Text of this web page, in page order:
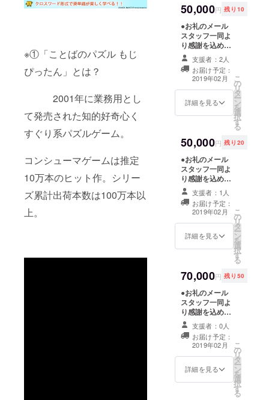
※①「ことばのパズル もじ
ぴったん」とは？
2001年に業務用とし
て発売された知的好奇心く
すぐり系パズルゲーム。
コンシューマゲームは推定
10万本のヒット作。シリー
ズ累計出荷本数は100万本以
上。
己負担となりま
す。
ンドコンテンツ
をお届けしま
す。 ●「ゲーム
企画開発を行う
上で重要なこ
と」講演ご招
待 日程：
2019/02/02
13:00～15:00 場
OSAKA（仮）
http://gvh-
つきましては自
己負担となりま
す。
50,000円 残り10
●お礼のメール
スタッフ一同よ
り感謝を込めた
メールをお送り
します。 ●ス
タッフロールに
お名前記載 ※先
着50名様限定 ●
オリジナルサウ
ンドトラックCD
ンドコンテンツ
をお届けしま
す。 ●ゲームに
出演する権利 支
援者をイメージ
したデフォルメ
キャラクターを
ゲーム内に登場
させます。
支援者：2人
お届け予定：
2019年02月
詳細を見る
こ
の
リ
タ
ー
ン
を
選
択
す
る
50,000円 残り20
●お礼のメール
スタッフ一同よ
り感謝を込めた
メールをお送り
します。 ●ス
タッフロールに
お名前記載 ※先
着50名様限定 ●
オリジナルサウ
ンドトラックCD
ンドコンテンツ
をお届けしま
す。 ●企画会議
参加券 日程：
2019/02/03 時間
未定 場所：堀
江 大阪（仮）
※交通費や滞在費
につきましては
ます。
支援者：1人
お届け予定：
2019年02月
詳細を見る
こ
の
リ
タ
ー
ン
を
選
択
す
る
70,000円 残り50
●お礼のメール
スタッフ一同よ
り感謝を込めた
メールをお送り
します。 ●ス
タッフロールに
お名前記載 ※先
着50名様限定 ●
オリジナルサン
支援者：0人
お届け予定：
2019年02月
詳細を見る
こ
の
リ
タ
ー
ン
を
選
択
す
る